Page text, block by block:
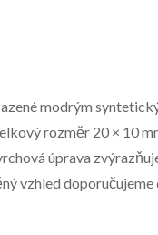
modrým
rozměr 20 × 10
úprava
vzhled